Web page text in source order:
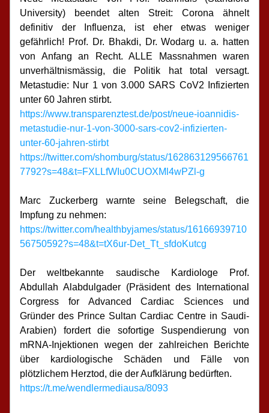
University) beendet alten Streit: Corona ähnelt
definitiv der Influenza, ist eher etwas weniger
gefährlich! Prof. Dr. Bhakdi, Dr. Wodarg u. a. hatten
von Anfang an Recht. ALLE Massnahmen waren
unverhältnismässig, die Politik hat total versagt.
Metastudie: Nur 1 von 3.000 SARS CoV2 Infizierten
unter 60 Jahren stirbt.
https://www.transparenztest.de/post/neue-ioannidis-
metastudie-nur-1-von-3000-sars-cov2-infizierten-
unter-60-jahren-stirbt
https://twitter.com/shomburg/status/162863129566761
7792?s=48&t=FXLLfWIu0CUOXMl4wPZl-g
Marc Zuckerberg warnte seine Belegschaft, die
Impfung zu nehmen:
https://twitter.com/healthbyjames/status/16166939710
56750592?s=48&t=tX6ur-Det_Tt_sfdoKutcg
Der weltbekannte saudische Kardiologe Prof.
Abdullah Alabdulgader (Präsident des International
Corgress for Advanced Cardiac Sciences und
Gründer des Prince Sultan Cardiac Centre in Saudi-
Arabien) fordert die sofortige Suspendierung von
mRNA-Injektionen wegen der zahlreichen Berichte
über kardiologische Schäden und Fälle von
plötzlichem Herztod, die der Aufklärung bedürften.
https://t.me/wendlermediausa/8093